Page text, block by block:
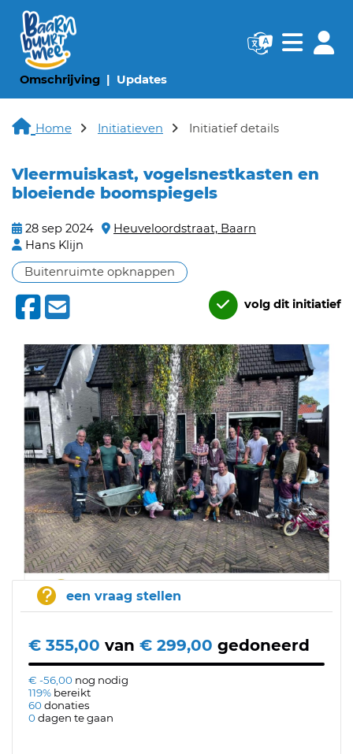
Omschrijving(huidige pagina)
Updates(huidige pagina)
Navigatie
Home Initiatieven Initiatief details
Vleermuiskast, vogelsnestkasten en
bloeiende boomspiegels
28 sep 2024
Heuveloordstraat, Baarn
Hans Klijn
Buitenruimte opknappen
volg dit initiatief
een vraag stellen
€ 355,00 van € 299,00 gedoneerd
€ -56,00 nog nodig
119% bereikt
60donaties
0dagen te gaan